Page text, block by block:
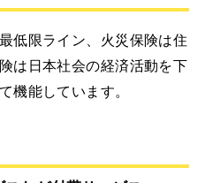
低限ライン、火災保険は住
日本社会の経済活動を下
機能しています。